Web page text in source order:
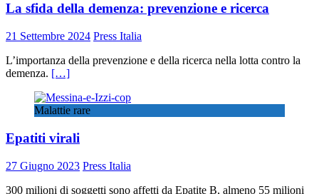
La sfida della demenza: prevenzione e ricerca
21 Settembre 2024 Press Italia
L’importanza della prevenzione e della ricerca nella lotta contro la
demenza. […]
Malattie rare
Epatiti virali
27 Giugno 2023 Press Italia
300 milioni di soggetti sono affetti da Epatite B, almeno 55 milioni